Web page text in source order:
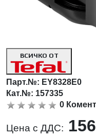
ВСИЧКО ОТ
Парт.№: EY8328E0
Кат.№: 157335
0
Цена с ДДС: